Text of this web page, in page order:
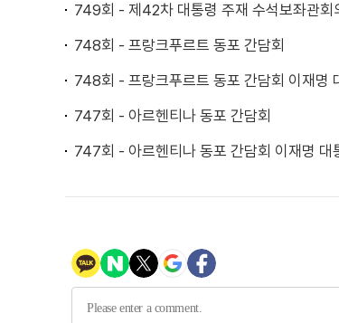
749회 - 제42차 대통령 주재 수석보좌관회
748회 - 프랑크푸르트 동포 간담회
748회 - 프랑크푸르트 동포 간담회 이재명
747회 - 아르헨티나 동포 간담회
747회 - 아르헨티나 동포 간담회 이재명 대